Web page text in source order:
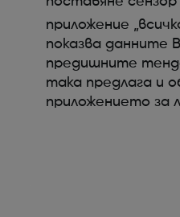
приложение
показва данните
предишните
така предлага и
приложението за